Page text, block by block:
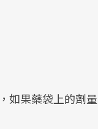
如果藥袋上的劑量